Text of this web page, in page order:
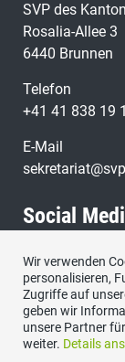
SVP des
Rosalia-Allee 3
6440 Brunnen
Telefon
+41 41 838 19
E-Mail
Social
Besuchen Sie
Wir verwenden
personalisieren,
Zugriffe auf
geben wir
unsere Partner
weiter. Details